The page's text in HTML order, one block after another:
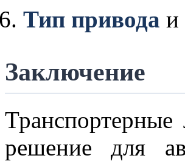
Тип привода и
Заключение
решение для